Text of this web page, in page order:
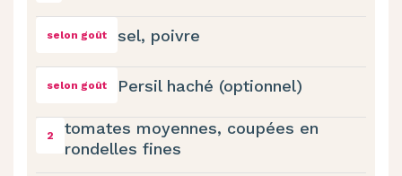
selon goût sel, poivre
selon goût Persil haché (optionnel)
2
tomates moyennes, coupées en
rondelles fines